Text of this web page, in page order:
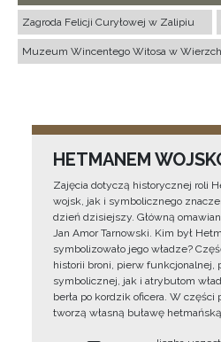
Zagroda Felicji Curyłowej w Zalipiu
Muzeum Wincentego Witosa w
HETMANEM
Zajęcia dotyczą historycznej roli
wojsk, jak i symbolicznego
dzień dzisiejszy. Główną
Jan Amor Tarnowski. Kim był
symbolizowało jego władze?
historii broni, pierw funkcjonalnej,
symbolicznej, jak i atrybutom
berła po kordzik oficera. W
tworzą własną buławę